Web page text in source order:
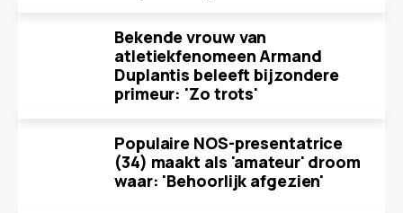
Bekende vrouw van
atletiekfenomeen Armand
Duplantis beleeft bijzondere
primeur: 'Zo trots'
Populaire NOS-presentatrice
(34) maakt als 'amateur' droom
waar: 'Behoorlijk afgezien'